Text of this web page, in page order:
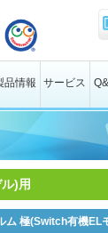
品情報 サービス
)用
ム 極(Switch有機EL